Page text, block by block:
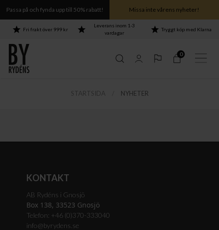
Passa på och fynda upp till 50% rabatt! Missa inte vårens nyheter!
Fri frakt över 999 kr
Leverans inom 1-3
vardagar
Tryggt köp med Klarna
0
STARTSIDA NYHETER
KONTAKT
AB Rydéns i Gnosjö
Box 138, 33523 Gnosjö
Telefon: +46 (0)370-333040
info@byrydens.se